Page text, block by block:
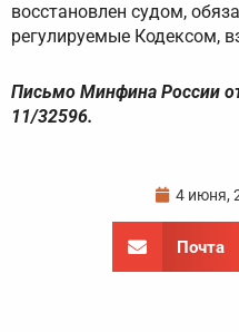
восстановлен судом,
регулируемые Кодексом,
Письмо Минфина России
11/32596.
4 июня,
Почта